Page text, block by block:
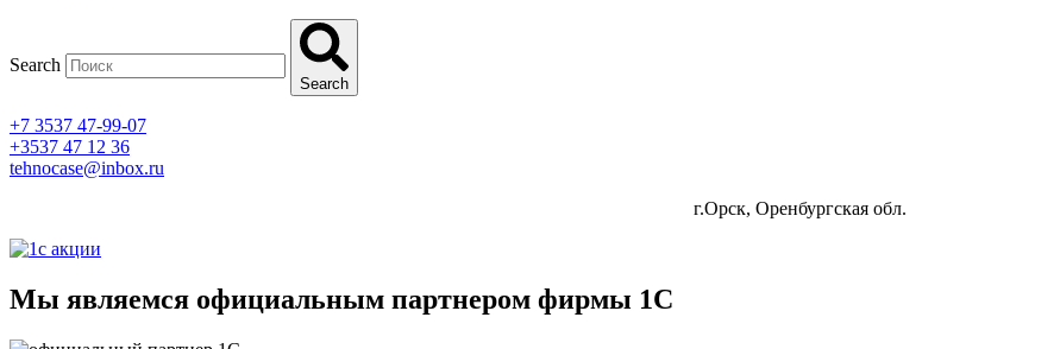
Search
Search
+7 3537 47-99-07
+3537 47 12 36
tehnocase@inbox.ru
г.Орск, Оренбургская обл.
Мы являемся официальным партнером фирмы 1С